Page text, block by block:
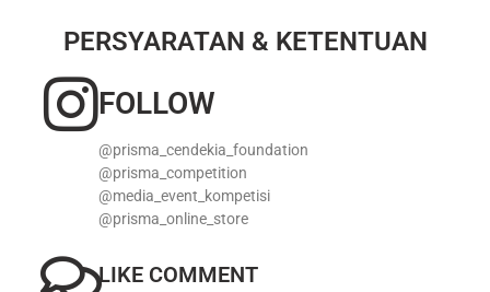
PERSYARATAN & KETENTUAN
FOLLOW
@prisma_cendekia_foundation
@prisma_competition
@media_event_kompetisi
@prisma_online_store
LIKE COMMENT